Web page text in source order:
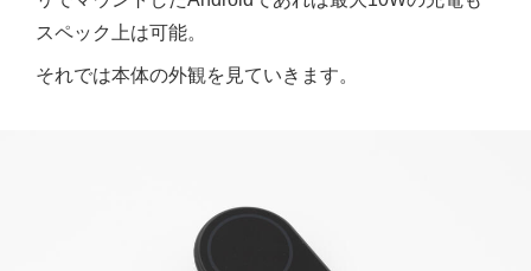
スペック上は可能。
それでは本体の外観を見ていきます。